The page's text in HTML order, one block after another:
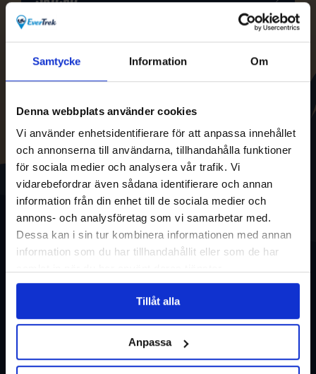
Samtycke Information Om
Denna webbplats använder cookies
Vi använder enhetsidentifierare för att anpassa innehållet
och annonserna till användarna, tillhandahålla funktioner
för sociala medier och analysera vår trafik. Vi
vidarebefordrar även sådana identifierare och annan
information från din enhet till de sociala medier och
annons- och analysföretag som vi samarbetar med.
Dessa kan i sin tur kombinera informationen med annan
information som du har tillhandahållit eller som de har
Tillåt alla
Anpassa
Restyper
Om oss
Boka och res tryggt med
EverTrek
Grupp & Konferens